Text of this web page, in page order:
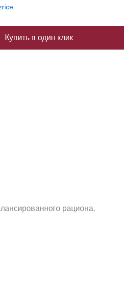
Купить в один клик
рациона.